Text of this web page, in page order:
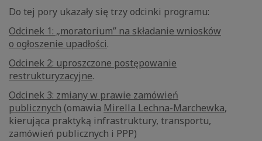
Do tej pory ukazały się trzy odcinki programu:
Odcinek 1: „moratorium” na składanie wniosków
o ogłoszenie upadłości.
Odcinek 2: uproszczone postępowanie
restrukturyzacyjne.
Odcinek 3: zmiany w prawie zamówień
publicznych (omawia Mirella Lechna-Marchewka,
kierująca praktyką infrastruktury, transportu,
zamówień publicznych i PPP)